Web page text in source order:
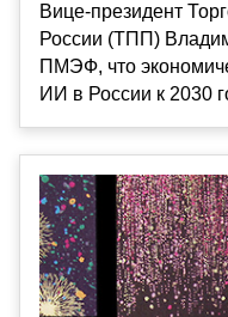
Вице-президент
России (ТПП)
ПМЭФ, что
ИИ в России к 2030